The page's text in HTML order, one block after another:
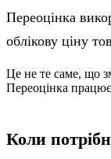
Переоцінка
облікову ціну
Це не те саме, що
Переоцінка
Коли